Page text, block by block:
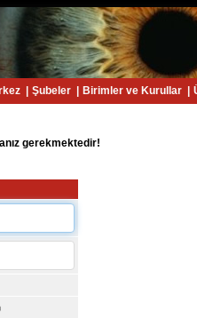
Şubeler Birimler ve Kurullar
gerekmektedir!